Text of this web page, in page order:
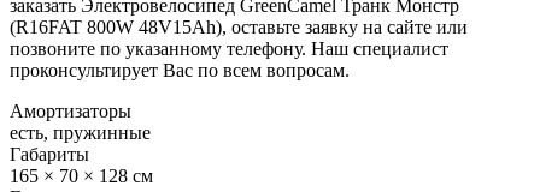
заказать Электровелосипед GreenCamel Транк Монстр
(R16FAT 800W 48V15Ah), оставьте заявку на сайте или
позвоните по указанному телефону. Наш специалист
проконсультирует Вас по всем вопросам.
Амортизаторы
есть, пружинные
Габариты
165 × 70 × 128 см